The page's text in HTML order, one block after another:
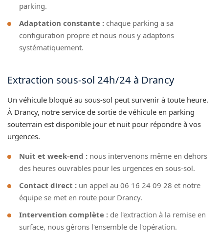
parking.
Adaptation constante : chaque parking a sa
configuration propre et nous nous y adaptons
systématiquement.
Extraction sous-sol 24h/24 à Drancy
Un véhicule bloqué au sous-sol peut survenir à toute heure.
À Drancy, notre service de sortie de véhicule en parking
souterrain est disponible jour et nuit pour répondre à vos
urgences.
Nuit et week-end : nous intervenons même en dehors
des heures ouvrables pour les urgences en sous-sol.
Contact direct : un appel au 06 16 24 09 28 et notre
équipe se met en route pour Drancy.
Intervention complète : de l'extraction à la remise en
surface, nous gérons l'ensemble de l'opération.